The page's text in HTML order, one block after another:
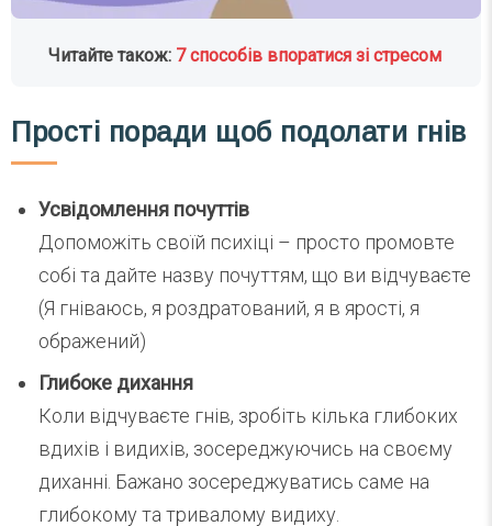
Читайте також: 7 способів впоратися зі стресом
Прості поради щоб подолати гнів
Усвідомлення почуттів
Допоможіть своїй психіці – просто промовте
собі та дайте назву почуттям, що ви відчуваєте
(Я гніваюсь, я роздратований, я в ярості, я
ображений)
Глибоке дихання
Коли відчуваєте гнів, зробіть кілька глибоких
вдихів і видихів, зосереджуючись на своєму
диханні. Бажано зосереджуватись саме на
глибокому та тривалому видиху.